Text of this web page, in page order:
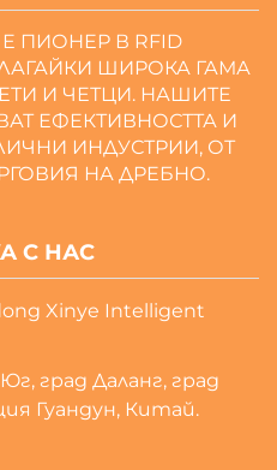
Е ПИОНЕР В RFID
ШИРОКА ГАМА
И ЧЕТЦИ. НАШИТЕ
ЕФЕКТИВНОСТТА И
ИНДУСТРИИ, ОТ
НА ДРЕБНО.
С НАС
Xinye Intelligent
град Даланг, град
Гуандун, Китай.